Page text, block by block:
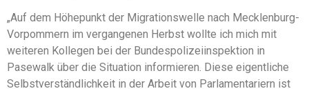
„Auf dem Höhepunkt der Migrationswelle nach Mecklenburg-
Vorpommern im vergangenen Herbst wollte ich mich mit
weiteren Kollegen bei der Bundespolizeiinspektion in
Pasewalk über die Situation informieren. Diese eigentliche
Selbstverständlichkeit in der Arbeit von Parlamentariern ist